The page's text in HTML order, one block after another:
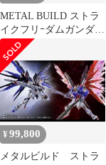
METAL BUILD ストラ
イクフリｰダムガンダム
SOUL BLUE Ver.
TAMASHII
NATION2018限定カラｰ
機動戦士ガンダムSEED
DESTINY
¥99,800
メタルビルド ストラ